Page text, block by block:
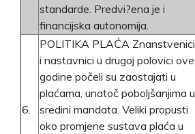
standarde. Predvi?ena je i
financijska autonomija.
6.
POLITIKA PLAĆA Znanstvenici
i nastavnici u drugoj polovici ove
godine počeli su zaostajati u
plaćama, unatoč poboljšanjima u
sredini mandata. Veliki propusti
oko promjene sustava plaća u